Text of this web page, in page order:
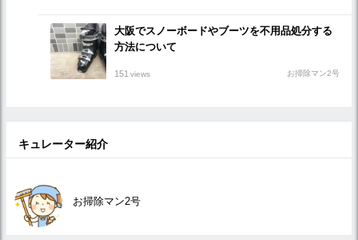
大阪でスノーボードやブーツを不用品処分する
方法について
151 views お掃除マン2号
キュレーター紹介
お掃除マン2号